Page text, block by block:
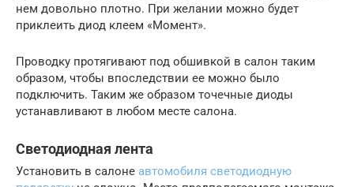
нем довольно плотно. При желании можно будет
приклеить диод клеем «Момент».
Проводку протягивают под обшивкой в салон таким
образом, чтобы впоследствии ее можно было
подключить. Таким же образом точечные диоды
устанавливают в любом месте салона.
Светодиодная лента
Установить в салоне автомобиля светодиодную